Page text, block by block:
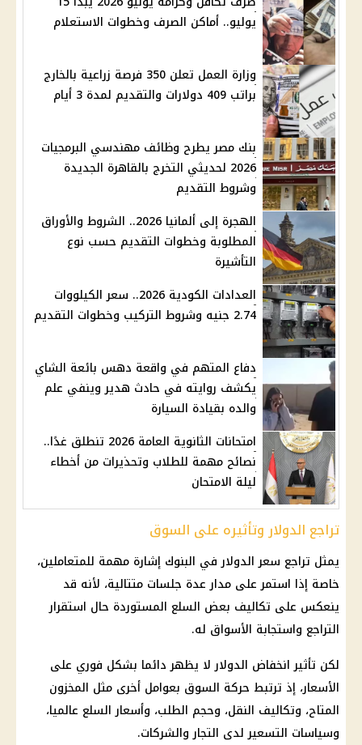
يوليو.. أماكن الصرف وخطوات الاستعلام
وزارة العمل تعلن 350 فرصة زراعية بالخارج
براتب 409 دولارات والتقديم لمدة 3 أيام
بنك مصر يطرح وظائف مهندسي البرمجيات
2026 لحديثي التخرج بالقاهرة الجديدة
وشروط التقديم
الهجرة إلى ألمانيا 2026.. الشروط والأوراق
المطلوبة وخطوات التقديم حسب نوع
التأشيرة
العدادات الكودية 2026.. سعر الكيلووات
2.74 جنيه وشروط التركيب وخطوات التقديم
دفاع المتهم في واقعة دهس بائعة الشاي
يكشف روايته في حادث هدير وينفي علم
والده بقيادة السيارة
امتحانات الثانوية العامة 2026 تنطلق غدًا..
نصائح مهمة للطلاب وتحذيرات من أخطاء
ليلة الامتحان
تراجع الدولار وتأثيره على السوق
يمثل تراجع سعر الدولار في البنوك إشارة مهمة للمتعاملين،
خاصة إذا استمر على مدار عدة جلسات متتالية، لأنه قد
ينعكس على تكاليف بعض السلع المستوردة حال استقرار
التراجع واستجابة الأسواق له.
لكن تأثير انخفاض الدولار لا يظهر دائما بشكل فوري على
الأسعار، إذ ترتبط حركة السوق بعوامل أخرى مثل المخزون
المتاح، وتكاليف النقل، وحجم الطلب، وأسعار السلع عالميا،
وسياسات التسعير لدى التجار والشركات.